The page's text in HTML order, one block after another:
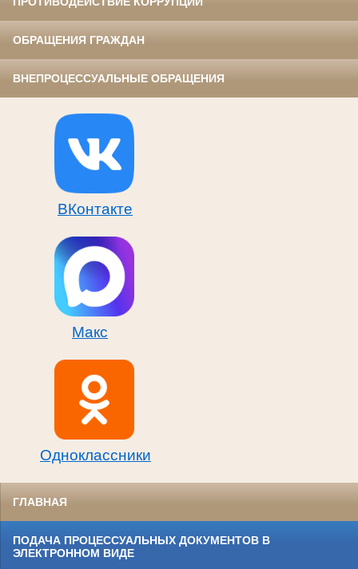
ОБРАЩЕНИЯ ГРАЖДАН
ВНЕПРОЦЕССУАЛЬНЫЕ ОБРАЩЕНИЯ
ВКонтакте
Макс
Одноклассники
ГЛАВНАЯ
ПОДАЧА ПРОЦЕССУАЛЬНЫХ ДОКУМЕНТОВ В
ЭЛЕКТРОННОМ ВИДЕ